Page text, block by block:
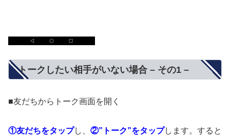
トークしたい相手がいない場合 – その1 –
■友だちからトーク画面を開く
①友だちをタップし、 ②”トーク”をタップします。すると